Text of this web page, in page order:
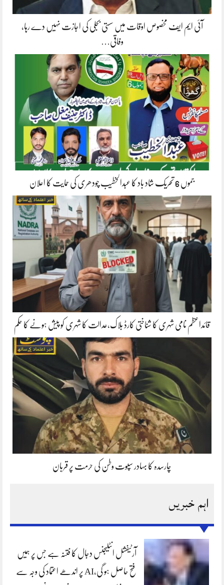
آئی ایم ایف مخصوص اوقات میں سستی بجلی کی اجازت نہیں دے رہا،
وفاقی…
جموں 6 تحریک شاد باد کا عبدالخطیب چودھری کی حمایت کا اعلان
قائداعظم نامی شہری کا شناختی کارڈ بلاک،عدالت کا شہری کو پیش ہونے کا حکم
چارسدہ کا بہادر سپوت وطن کی حرمت پر قربان
اہم خبریں
آرٹیفشل انٹلیجنس دجال کا فتنہ ہے جس پر ہمیں
فتح حاصل ہو گی،AI پر اندھے اعتماد کی وجہ سے